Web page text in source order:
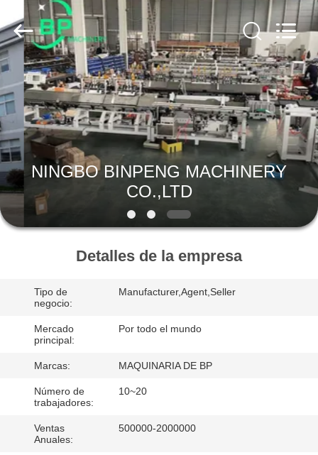
HOGAR
PRODUCTOS
SOBRE
NOSOTROS
VIAJE
FÁBRICA
CONTROL
CALIDAD
ÉNTRENOS
2021
-
2025
bp-
machine.com.
All
Rights
Reserved.
Developed
by
ECER
NINGBO BINPENG MACHINERY
CO.,LTD
Detalles de la empresa
Tipo de
negocio:
Manufacturer,Agent,Seller
Mercado
principal:
Por todo el mundo
Marcas: MAQUINARIA DE BP
Número de
trabajadores:
10~20
Ventas
Anuales:
500000-2000000